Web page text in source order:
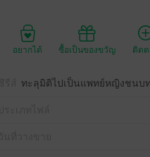
อยากได้ ซื้อเป็นของขวัญ ติด
ทะลุมิติไปเป็นแพทย์หญิงชนบ